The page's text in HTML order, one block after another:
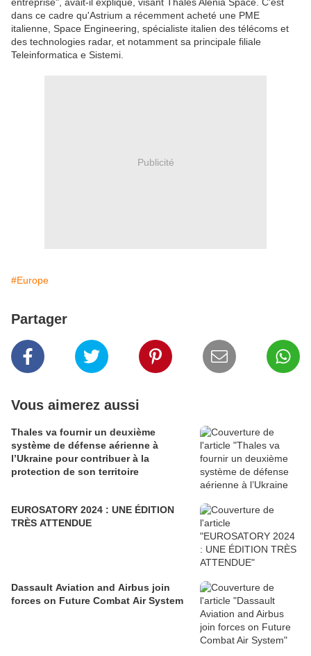
dans ce cadre qu'Astrium a récemment acheté une PME
italienne, Space Engineering, spécialiste italien des télécoms et
des technologies radar, et notamment sa principale filiale
Teleinformatica e Sistemi.
Publicité
#Europe
Partager
Vous aimerez aussi
Thales va fournir un deuxième
système de défense aérienne à
l’Ukraine pour contribuer à la
protection de son territoire
EUROSATORY 2024 : UNE ÉDITION
TRÈS ATTENDUE
Dassault Aviation and Airbus join
forces on Future Combat Air System